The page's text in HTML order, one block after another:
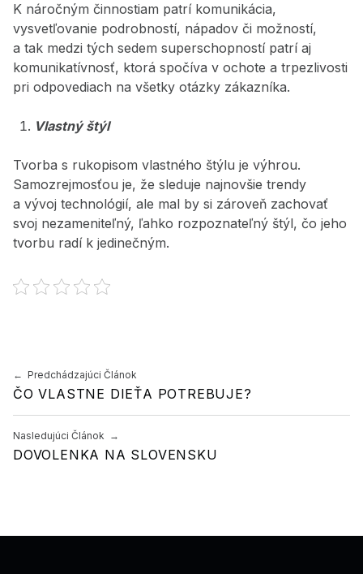
K náročným činnostiam patrí komunikácia,
vysvetľovanie podrobností, nápadov či možností,
a tak medzi tých sedem superschopností patrí aj
komunikatívnosť, ktorá spočíva v ochote a trpezlivosti
pri odpovediach na všetky otázky zákazníka.
Vlastný štýl
Tvorba s rukopisom vlastného štýlu je výhrou.
Samozrejmosťou je, že sleduje najnovšie trendy
a vývoj technológií, ale mal by si zároveň zachovať
svoj nezameniteľný, ľahko rozpoznateľný štýl, čo jeho
tvorbu radí k jedinečným.
Preskočiť späť na hlavnú navigáciu
Navigácia v článku
Predchádzajúci Článok
ČO VLASTNE DIEŤA POTREBUJE?
Nasledujúci Článok
DOVOLENKA NA SLOVENSKU